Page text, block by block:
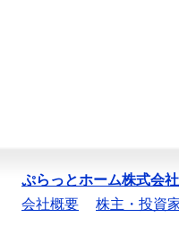
ぷらっとホーム株式会社
会社概要
株主・投資